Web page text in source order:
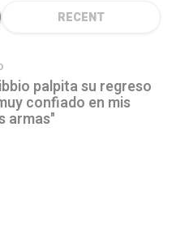
RECENT
palpita su regreso
confiado en mis
armas"